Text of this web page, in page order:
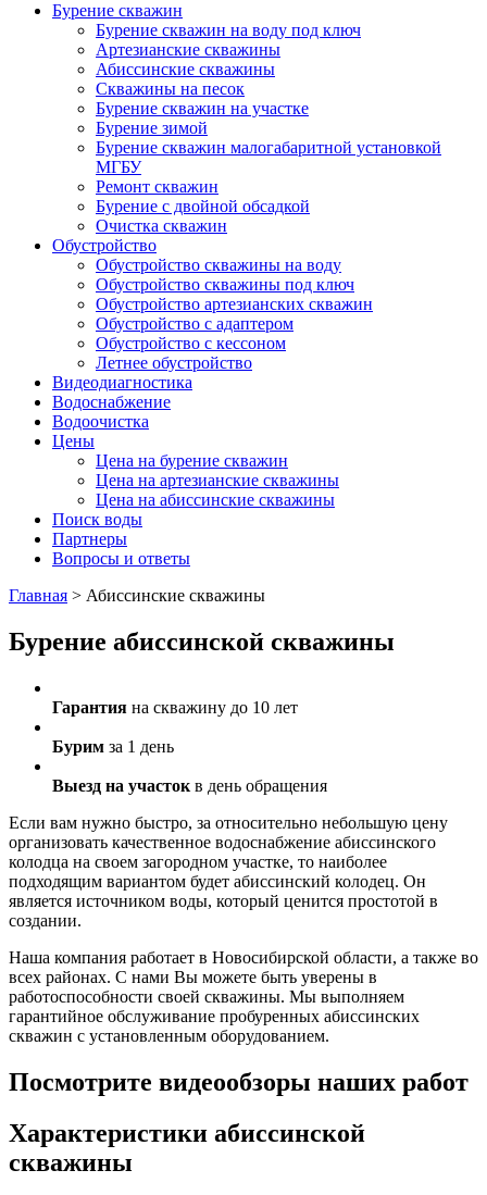
Бурение скважин
Бурение скважин на воду под ключ
Артезианские скважины
Абиссинские скважины
Скважины на песок
Бурение скважин на участке
Бурение зимой
Бурение скважин малогабаритной установкой
МГБУ
Ремонт скважин
Бурение с двойной обсадкой
Очистка скважин
Обустройство
Обустройство скважины на воду
Обустройство скважины под ключ
Обустройство артезианских скважин
Обустройство с адаптером
Обустройство с кессоном
Летнее обустройство
Видеодиагностика
Водоснабжение
Водоочистка
Цены
Цена на бурение скважин
Цена на артезианские скважины
Цена на абиссинские скважины
Поиск воды
Партнеры
Вопросы и ответы
Главная > Абиссинские скважины
Бурение абиссинской скважины
Гарантия на скважину до 10 лет
Бурим за 1 день
Выезд на участок в день обращения
Если вам нужно быстро, за относительно небольшую цену
организовать качественное водоснабжение абиссинского
колодца на своем загородном участке, то наиболее
подходящим вариантом будет абиссинский колодец. Он
является источником воды, который ценится простотой в
создании.
Наша компания работает в Новосибирской области, а также во
всех районах. С нами Вы можете быть уверены в
работоспособности своей скважины. Мы выполняем
гарантийное обслуживание пробуренных абиссинских
скважин с установленным оборудованием.
Посмотрите видеообзоры наших работ
Характеристики абиссинской
скважины